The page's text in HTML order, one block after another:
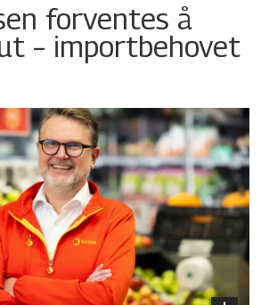
forventes å
– importbehovet